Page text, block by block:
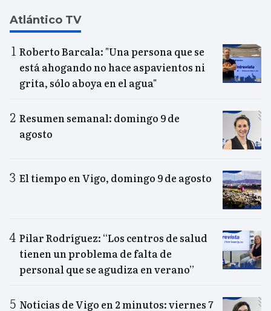
Atlántico TV
Roberto Barcala: "Una persona que se
está ahogando no hace aspavientos ni
grita, sólo aboya en el agua"
Resumen semanal: domingo 9 de
agosto
El tiempo en Vigo, domingo 9 de agosto
Pilar Rodríguez: “Los centros de salud
tienen un problema de falta de
personal que se agudiza en verano”
Noticias de Vigo en 2 minutos: viernes 7